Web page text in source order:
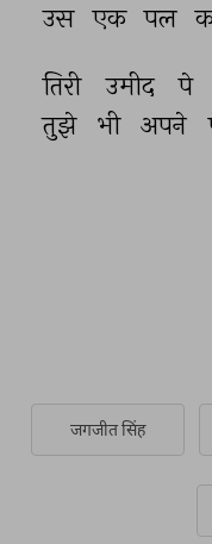
उस एक पल
तिरी उमीद पे
तुझे
भी अपने
जगजीत सिंह